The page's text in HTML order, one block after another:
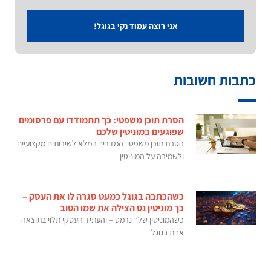
אני רוצה עמוד נקי בגוגל!
כתבות חשובות
הסרת תוכן משפטי: כך תתמודדו עם פרסומים
שפוגעים במוניטין שלכם
הסרת תוכן משפטי: המדריך המלא לשירותים מקצועיים
ולשמירה על המוניטין
כשהכתבה בגוגל כמעט סגרה לו את העסק –
כך מוניטין נט הצילה את שמו הטוב
כשהמוניטין שלך נרמס – והעתיד העסקי תלוי בתוצאה
אחת בגוגל